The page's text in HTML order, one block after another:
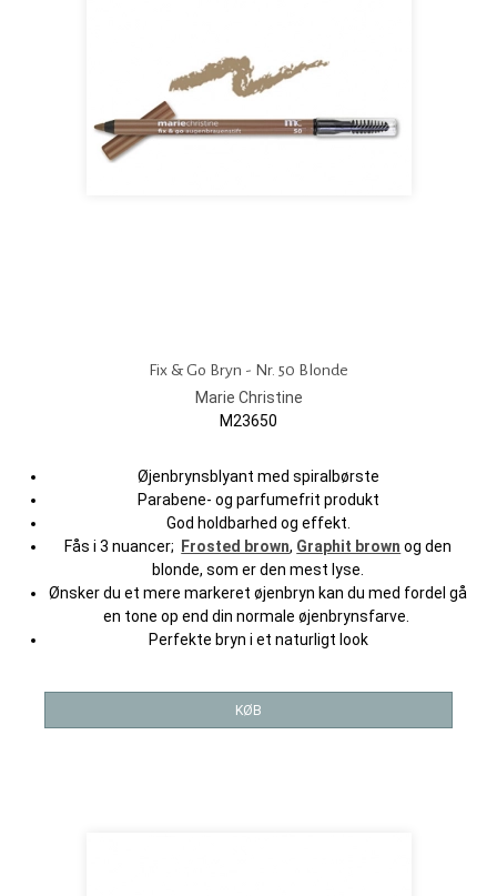
Fix & Go Bryn - Nr. 50 Blonde
Marie Christine
M23650
Øjenbrynsblyant med spiralbørste
Parabene- og parfumefrit produkt
God holdbarhed og effekt.
Fås i 3 nuancer;
Frosted brown, Graphit brown og den
blonde, som er den mest lyse.
Ønsker du et mere markeret øjenbryn kan du med fordel gå
en tone op end din normale øjenbrynsfarve.
Perfekte bryn i et naturligt look
KØB